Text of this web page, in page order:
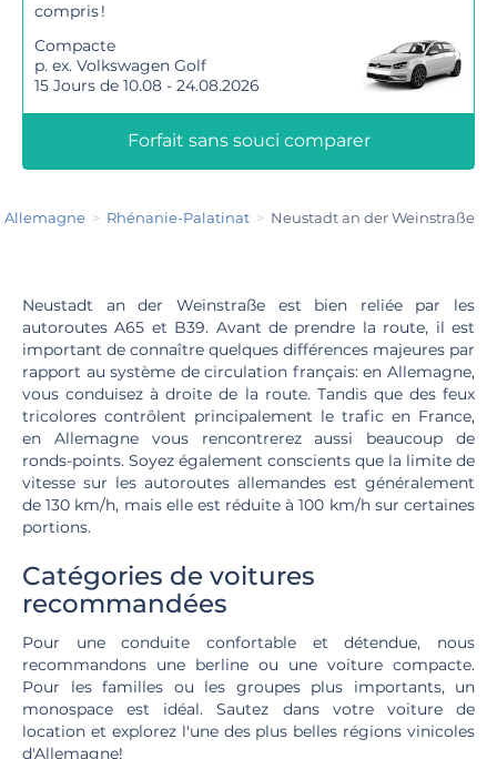
compris !
Compacte
p. ex. Volkswagen Golf
15 Jours de 10.08 - 24.08.2026
Forfait sans souci comparer
Allemagne Rhénanie-Palatinat Neustadt an der Weinstraße
Neustadt an der Weinstraße est bien reliée par les
autoroutes A65 et B39. Avant de prendre la route, il est
important de connaître quelques différences majeures par
rapport au système de circulation français: en Allemagne,
vous conduisez à droite de la route. Tandis que des feux
tricolores contrôlent principalement le trafic en France,
en Allemagne vous rencontrerez aussi beaucoup de
ronds-points. Soyez également conscients que la limite de
vitesse sur les autoroutes allemandes est généralement
de 130 km/h, mais elle est réduite à 100 km/h sur certaines
portions.
Catégories de voitures
recommandées
Pour une conduite confortable et détendue, nous
recommandons une berline ou une voiture compacte.
Pour les familles ou les groupes plus importants, un
monospace est idéal. Sautez dans votre voiture de
location et explorez l'une des plus belles régions vinicoles
d'Allemagne!